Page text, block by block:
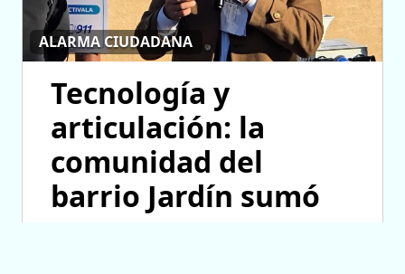
ALARMA CIUDADANA
Tecnología y
articulación: la
comunidad del
barrio Jardín sumó